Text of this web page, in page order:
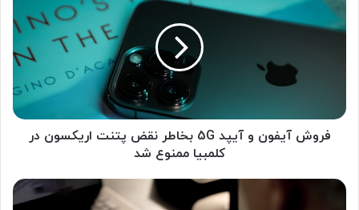
ش
ن
پ
فروش آیفون و آیپد 5G بخاطر نقض پتنت اریکسون در
کلمبیا ممنوع شد
ن